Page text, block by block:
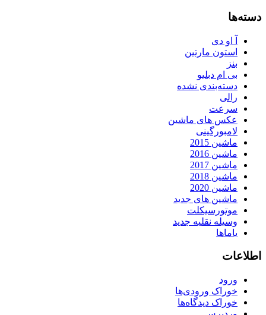
دسته‌ها
آ او دی
استون مارتین
بنز
بی ام دبلیو
دسته‌بندی نشده
رالی
سرعت
عکس های ماشین
لامبورگینی
ماشین 2015
ماشین 2016
ماشین 2017
ماشین 2018
ماشین 2020
ماشین های جدید
موتورسیکلت
وسیله نقلیه جدید
یاماها
اطلاعات
ورود
خوراک ورودی‌ها
خوراک دیدگاه‌ها